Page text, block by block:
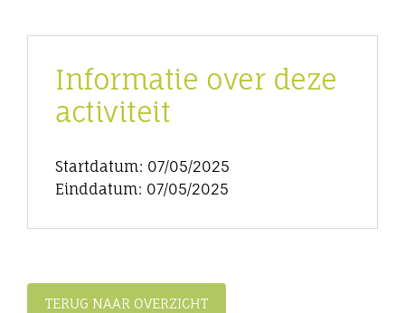
Informatie over deze
activiteit
Startdatum: 07/05/2025
Einddatum: 07/05/2025
TERUG NAAR OVERZICHT